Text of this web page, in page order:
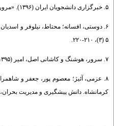
۵. خبرگزاری دانشجویان ایران (۱۳۹۶). «مروری بر بزرگ‌ترین و مرگبارترین زمین‌لرزه‌های ایران در ۱۱۰ سال اخیر».
۵ (۳)، ۲۱۰-۲۲۰.
۷. سرور، هوشنگ و کاشانی اصل، امیر (۱۳۹۵). ارزيابي آسیب‌پذیری کالبدي شهر اهر در برابر بحران زلزله. آمایش محیط، ۹ (۳۴)، ۸۷-۱۰۸.
کرمانشاه. دانش پیشگیری و مدیریت بحران، ۶ (۴)، ۳۸۲-۳۹۱.